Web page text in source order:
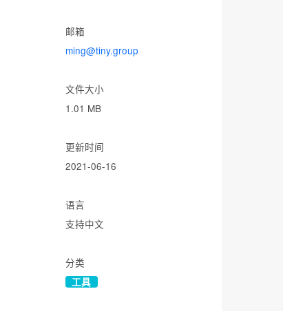
邮箱
ming@tiny.group
文件大小
1.01 MB
更新时间
2021-06-16
语言
支持中文
分类
工具